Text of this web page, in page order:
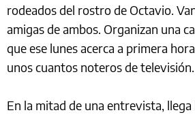
rodeados del rostro de Octavio.
amigas de ambos. Organizan una
que ese lunes acerca a primera
unos cuantos noteros de televisión.
En la mitad de una entrevista,